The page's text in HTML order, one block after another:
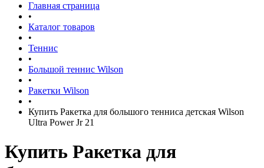
Главная страница
•
Каталог товаров
•
Теннис
•
Большой теннис Wilson
•
Ракетки Wilson
•
Купить Ракетка для большого тенниса детская Wilson
Ultra Power Jr 21
Купить Ракетка для